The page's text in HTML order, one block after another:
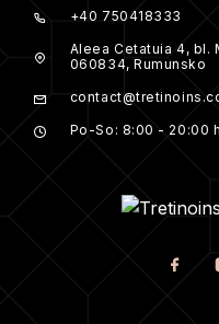
+40 750418333
Aleea Cetatuia 4, bl.
060834, Rumunsko
Po-So: 8:00 - 20:00